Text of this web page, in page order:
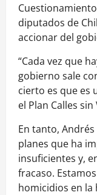
diputados de
accionar del
“Cada vez que
gobierno sale
cierto es que es
el Plan Calles
En tanto,
planes que ha
insuficientes y,
fracaso.
homicidios en la